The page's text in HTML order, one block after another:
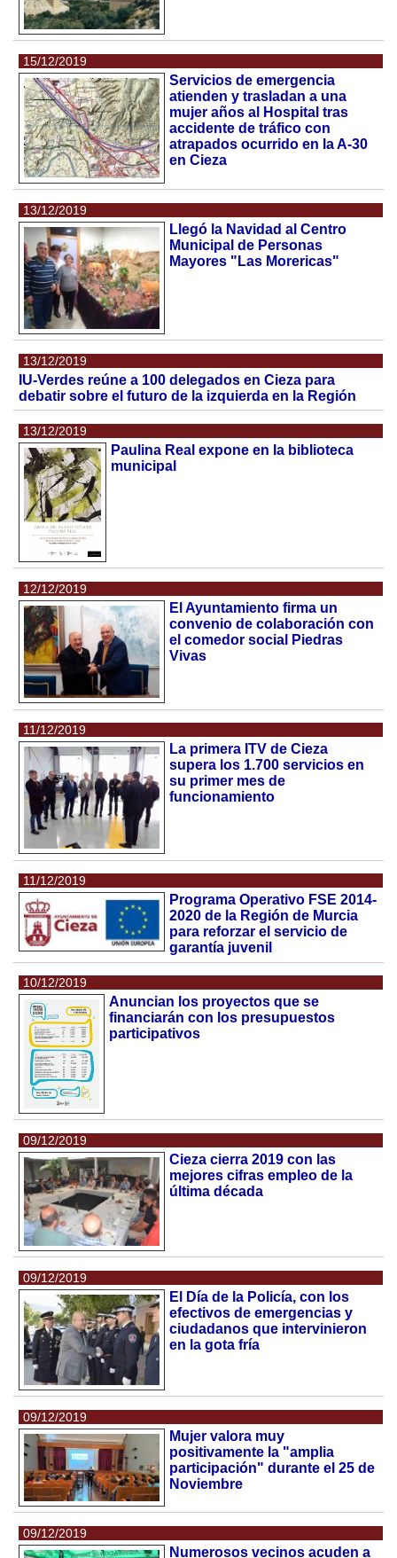
15/12/2019
Servicios de emergencia
atienden y trasladan a una
mujer años al Hospital tras
accidente de tráfico con
atrapados ocurrido en la A-30
en Cieza
13/12/2019
Llegó la Navidad al Centro
Municipal de Personas
Mayores "Las Morericas"
13/12/2019
IU-Verdes reúne a 100 delegados en Cieza para
debatir sobre el futuro de la izquierda en la Región
13/12/2019
Paulina Real expone en la biblioteca
municipal
12/12/2019
El Ayuntamiento firma un
convenio de colaboración con
el comedor social Piedras
Vivas
11/12/2019
La primera ITV de Cieza
supera los 1.700 servicios en
su primer mes de
funcionamiento
11/12/2019
Programa Operativo FSE 2014-
2020 de la Región de Murcia
para reforzar el servicio de
garantía juvenil
10/12/2019
Anuncian los proyectos que se
financiarán con los presupuestos
participativos
09/12/2019
Cieza cierra 2019 con las
mejores cifras empleo de la
última década
09/12/2019
El Día de la Policía, con los
efectivos de emergencias y
ciudadanos que intervinieron
en la gota fría
09/12/2019
Mujer valora muy
positivamente la "amplia
participación" durante el 25 de
Noviembre
09/12/2019
Numerosos vecinos acuden a